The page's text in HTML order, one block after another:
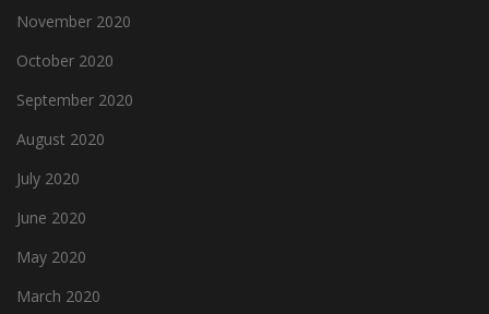
November 2020
October 2020
September 2020
August 2020
July 2020
June 2020
May 2020
March 2020